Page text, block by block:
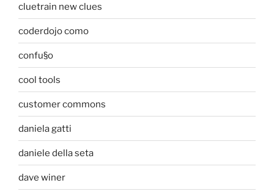
cluetrain new clues
coderdojo como
confu§o
cool tools
customer commons
daniela gatti
daniele della seta
dave winer